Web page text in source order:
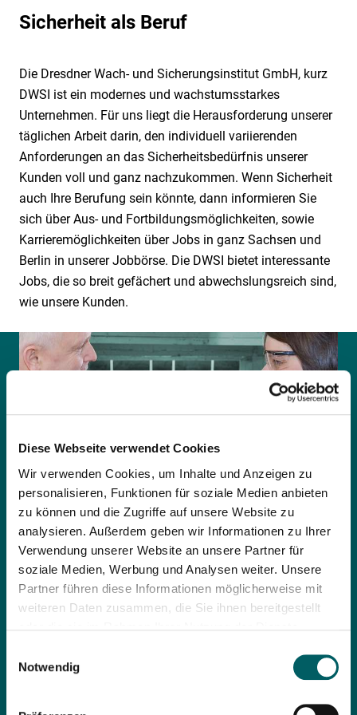
Diese Webseite verwendet Cookies
Wir verwenden Cookies, um Inhalte und Anzeigen zu
personalisieren, Funktionen für soziale Medien anbieten
zu können und die Zugriffe auf unsere Website zu
analysieren. Außerdem geben wir Informationen zu Ihrer
Verwendung unserer Website an unsere Partner für
soziale Medien, Werbung und Analysen weiter. Unsere
Partner führen diese Informationen möglicherweise mit
weiteren Daten zusammen, die Sie ihnen bereitgestellt
Datenverarbeitung Ihrer Nutzerdaten erteilen, willigen Sie
auch in die Übermittlung personenbezogener Daten in die
USA ein. Einige Dienstleister, deren Diensten wir uns
Notwendig
Hafensicherheit gem. ISPS-Code
Objekt- & Werkschutz
Rezeptionsdienst
Sicherheit für die Luftfahrt
Sicherheit für KRITIS
Sicherheit im Justizvollzug
Shopguards
Tor- & Empfangsdienst
Veranstaltungsservice
Technische Sicherheit
Digitaler Empfang
Drohnen
Elektronisches Wachbuch
KWS Video Control
Notruf- & Serviceleitstelle
Videofernüberwachung
Mobile Sicherheit
Geld- & Werttransport
Mobile Baustellenbewachung
Revierstreifendienst
Urlaubsservice
Arbeitnehmerüberlassung
Arbeitsschutz
Betriebs- und Werkfeuerwehr
Betrieblicher Rettungsdienst
Brandposten
Bundeswehrliegenschaften
Consulting
Diensthundeführer
Facility Management
Geschäftsleitung
Umweltschutz
Grundsatzerklärung (LkSG)
Hinweisgeberportal (HinSchG und LkSG)
Karriere
Weiterbildung und Quereinstieg
Sicherheit als Beruf
Die Dresdner Wach- und Sicherungsinstitut GmbH, kurz
DWSI ist ein modernes und wachstumsstarkes
Unternehmen. Für uns liegt die Herausforderung unserer
täglichen Arbeit darin, den individuell variierenden
Anforderungen an das Sicherheitsbedürfnis unserer
Kunden voll und ganz nachzukommen. Wenn Sicherheit
auch Ihre Berufung sein könnte, dann informieren Sie
sich über Aus- und Fortbildungsmöglichkeiten, sowie
Karrieremöglichkeiten über Jobs in ganz Sachsen und
Berlin in unserer Jobbörse. Die DWSI bietet interessante
Jobs, die so breit gefächert und abwechslungsreich sind,
wie unsere Kunden.
Experten für besondere
DWSI ist ein modernes Sicherheitsunternehmen, das
sowohl Neueinsteigern, Quereinsteigern als auch